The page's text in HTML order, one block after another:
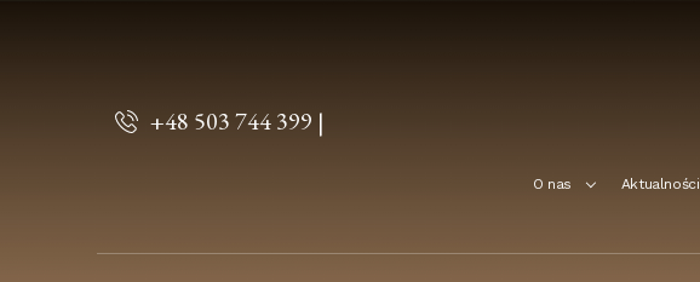
+48 503 744 399 |
O nas Aktualności